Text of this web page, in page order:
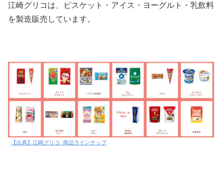
江崎グリコは、ビスケット・アイス・ヨーグルト・乳飲料
を製造販売しています。
【出典】江崎グリコ_商品ラインナップ